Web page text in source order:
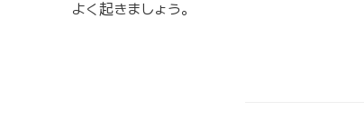
よく起きましょう。